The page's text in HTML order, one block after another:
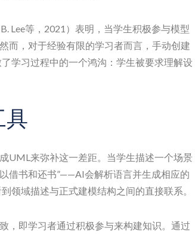
Lee等，2021）表明，当学生积极参与模型
而，对于经验有限的学习者而言，手动创建
学习过程中的一个鸿沟：学生被要求理解设
具
UML来弥补这一差距。当学生描述一个场景
借书和还书”——AI会解析语言并生成相应的
领域描述与正式建模结构之间的直接联系。
，即学习者通过积极参与来构建知识。通过